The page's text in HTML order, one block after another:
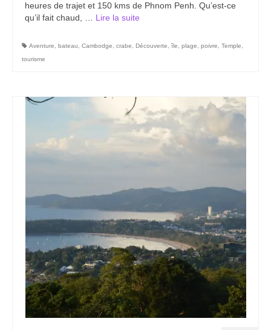
Toutes à l’école
Notre région, la Normandie
Catégories
Boucles d’articles
Commentaires récents
Archives des articles
Nuage d’étiquettes
heures de trajet et 150 kms de Phnom Penh. Qu’est-ce
qu’il fait chaud, … Lire la suite­­
Aventure bateau Cambodge crabe Découverte île plage poivre Temple
tourisme